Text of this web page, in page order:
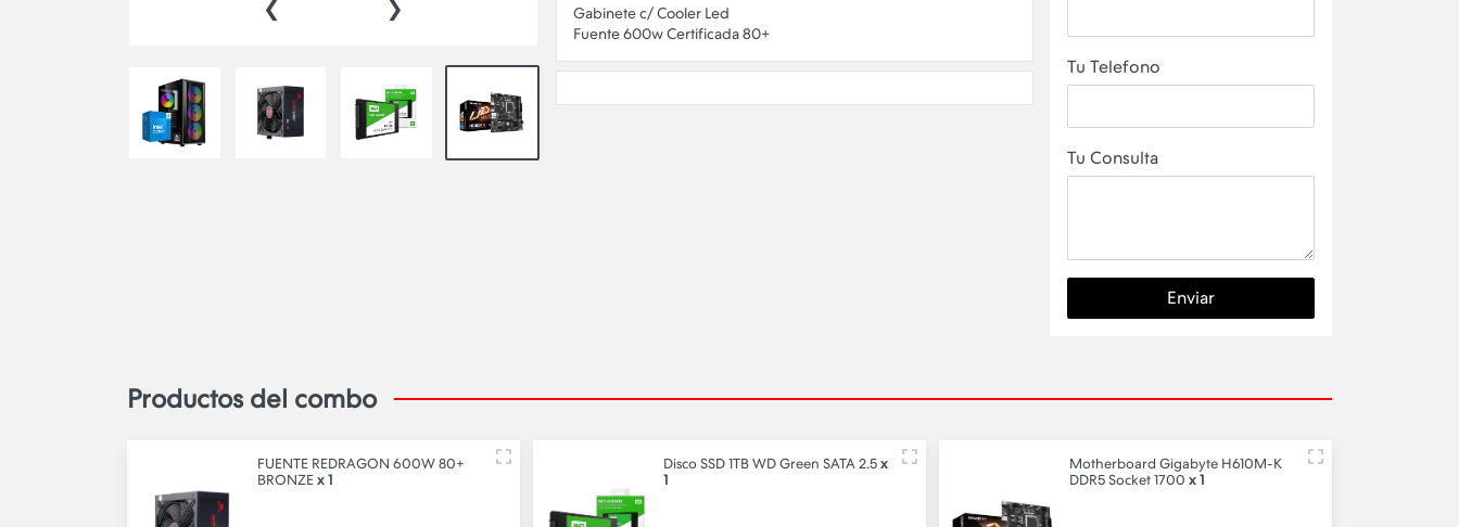
Gabinete c/ Cooler Led
Tu Telefono
Tu Consulta
Enviar
Productos del combo
FUENTE REDRAGON 600W 80+
BRONZE x 1
Disco SSD 1TB WD Green SATA 2.5 x
1
Motherboard Gigabyte H610M-K
DDR5 Socket 1700 x 1